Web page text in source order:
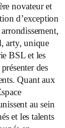
novateur et
d’exception
arty, unique
BSL et les
des
Quant aux
au sein
et les talents